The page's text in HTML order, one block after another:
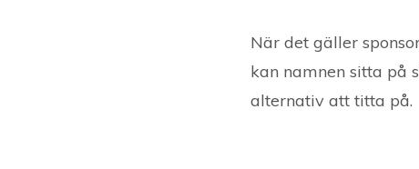
När det gäller
kan namnen sitta på
alternativ att titta på.